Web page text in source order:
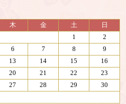
木 金 土
日
1
2
6 7 8
9
13 14 15
16
20 21 22
23
27 28 29
30